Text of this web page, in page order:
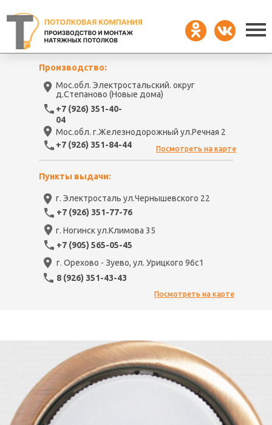
г. Ногинск ул.Климова 35
+7 (905) 565-05-45
г. Орехово - Зуево, ул. Урицкого 96с1
8 (926) 351-43-43
Мос.обл. Электростальский. округ
д.Степаново (Новые дома)
г. Электросталь ул.Чернышевского 22
Мос.обл. г.Железнодорожный ул.Речная 2
Производство:
Пункты выдачи:
+7 (926) 351-40-
04
+7 (926) 351-84-44
+7 (926) 351-77-76
Посмотреть на карте
Посмотреть на карте